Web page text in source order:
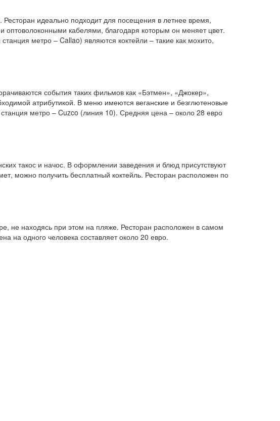
идеально подходит для посещения в летнее время,
оптоволоконными кабелями, благодаря которым он меняет цвет.
метро – Callao) являются коктейли – такие как мохито,
события таких фильмов как «Бэтмен», «Джокер»,
атрибутикой. В меню имеются веганские и безглютеновые
метро – Cuzco (линия 10). Средняя цена – около 28 евро
такос и начос. В оформлении заведения и блюд присутствуют
можно получить бесплатный коктейль. Ресторан расположен по
не находясь при этом на пляже. Ресторан расположен в самом
на одного человека составляет около 20 евро.